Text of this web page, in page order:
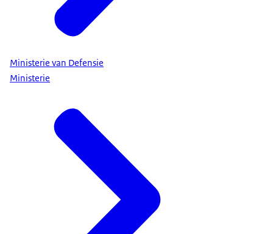
Ministerie van Defensie
Ministerie